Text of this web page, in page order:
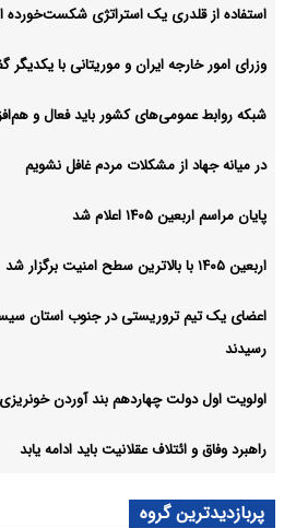
استفاده از قلدری یک استراتژی
وزرای امور خارجه ایران و موریتانی با یکدیگر
شبکه روابط عمومی‌های کشور باید فعال و
در میانه جهاد از مشکلات مردم غافل نشویم
پایان مراسم اربعین ۱۴۰۵ اعلام شد
اربعین ۱۴۰۵ با بالاترین سطح امنیت برگزار شد
اعضای یک تیم تروریستی در جنوب استان
رسیدند
اولویت اول دولت چهاردهم بند آوردن
راهبرد وفاق و ائتلاف عقلانیت باید ادامه یابد
پربازدیدترین گروه